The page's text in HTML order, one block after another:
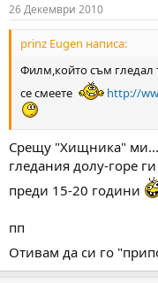
26 Декември 2010
prinz Eugen написа:
Филм,който съм гледал
се смеете
http://
Срещу "Хищника"
гледания долу-горе
преди 15-20 години
пп
Отивам да си го